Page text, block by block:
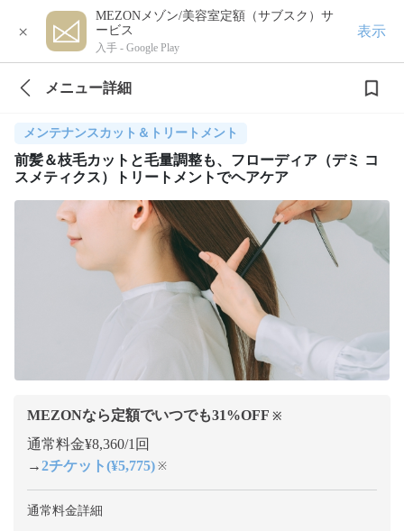
×
MEZONメゾン/美容室定額（サブスク）サ
ービス
入手 - Google Play
表示
メニュー詳細
メンテナンスカット＆トリートメント
前髪＆枝毛カットと毛量調整も、フローディア（デミ コ
スメティクス）トリートメントでヘアケア
MEZONなら定額でいつでも31%OFF ※
通常料金¥8,360/1回
→2チケット(¥5,775) ※
通常料金詳細